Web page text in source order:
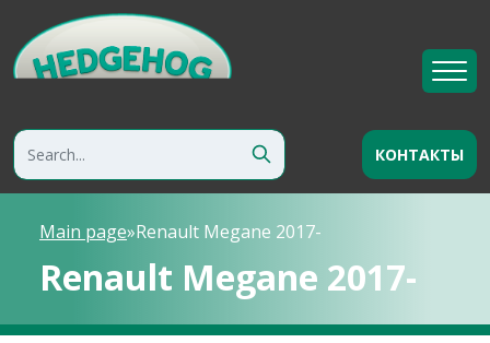
КОНТАКТЫ
Main page»Renault Megane 2017-
Renault Megane 2017-